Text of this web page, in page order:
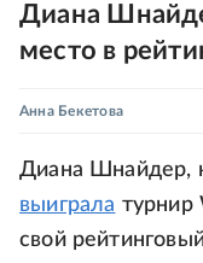
Диана
место в
Анна Бекетова
Диана Шнайдер,
выиграла турнир
свой